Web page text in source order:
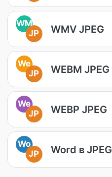
WM
JP
WMV JPEG
We
JP
WEBM JPEG
We
JP
WEBP JPEG
Wo
JP
Word в JPEG